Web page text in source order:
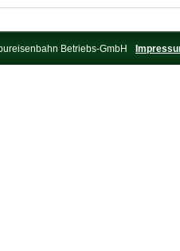
Betriebs-GmbH